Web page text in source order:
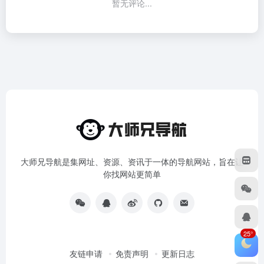
暂无评论...
大师兄导航是集网址、资源、资讯于一体的导航网站，旨在让
你找网站更简单
友链申请 免责声明 更新日志
25°